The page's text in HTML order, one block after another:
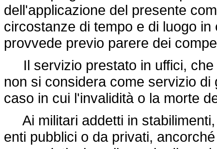
dell'applicazione del presente
circostanze di tempo e di luogo
provvede previo parere dei
Il servizio prestato in uffici, che
non si considera come servizio
caso in cui l'invalidità o la morte
Ai militari addetti in
enti pubblici o da privati,